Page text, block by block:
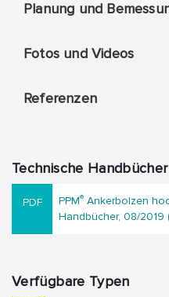
Planung und
Fotos und Videos
Referenzen
Technische Handbücher
PPM® Ankerbolzen
Handbücher, 08/2019
Verfügbare Typen